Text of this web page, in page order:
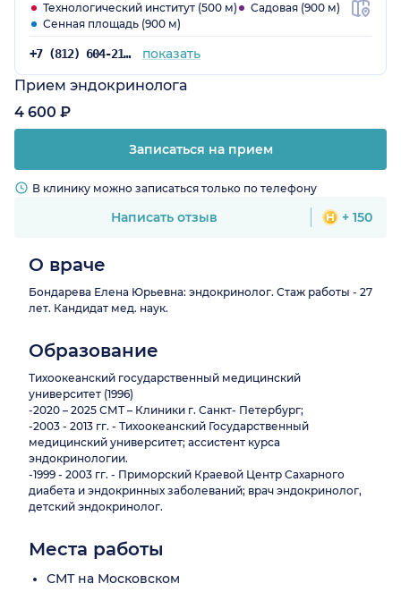
Технологический институт (500 м)
Садовая (900 м)
Сенная площадь (900 м)
+7 (812) 604-21-68 показать
Прием эндокринолога
4 600 ₽
Записаться на прием
В клинику можно записаться только по телефону
Написать отзыв + 150
О враче
Бондарева Елена Юрьевна: эндокринолог. Стаж работы - 27
лет. Кандидат мед. наук.
Образование
Тихоокеанский государственный медицинский
университет (1996)
-2020 – 2025 СМТ – Клиники г. Санкт- Петербург;
-2003 - 2013 гг. - Тихоокеанский Государственный
медицинский университет; ассистент курса
эндокринологии.
-1999 - 2003 гг. - Приморский Краевой Центр Сахарного
диабета и эндокринных заболеваний; врач эндокринолог,
детский эндокринолог.
Места работы
СМТ на Московском